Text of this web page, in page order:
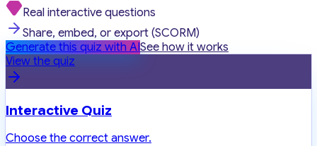
Real interactive questions
Share, embed, or export (SCORM)
Generate this quiz with AISee how it works
View the quiz
Interactive Quiz
Choose the correct answer.